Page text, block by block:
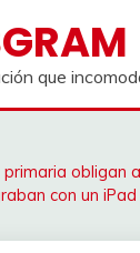
que
primaria obligan
con un